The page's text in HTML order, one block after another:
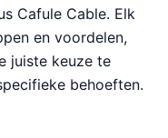
Cafule Cable. Elk
en voordelen,
juiste keuze te
behoeften.